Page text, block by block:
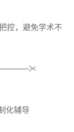
控，避免学术不
化辅导